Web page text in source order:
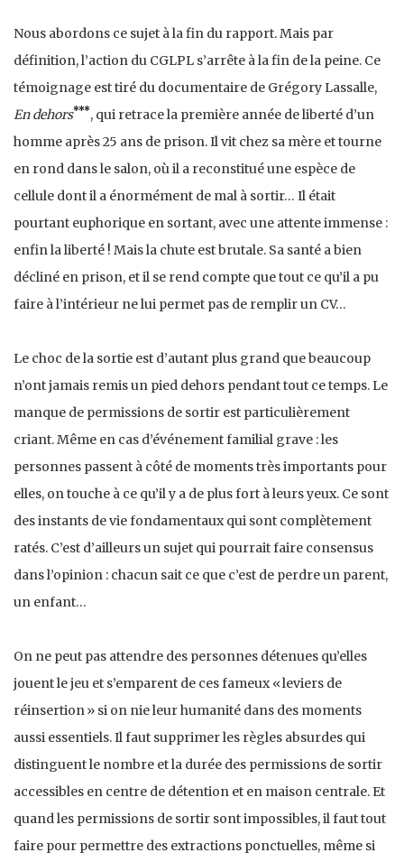
Nous abordons ce sujet à la fin du rapport. Mais par
définition, l’action du CGLPL s’arrête à la fin de la peine. Ce
témoignage est tiré du documentaire de Grégory Lassalle,
En dehors***, qui retrace la première année de liberté d’un
homme après 25 ans de prison. Il vit chez sa mère et tourne
en rond dans le salon, où il a reconstitué une espèce de
cellule dont il a énormément de mal à sortir… Il était
pourtant euphorique en sortant, avec une attente immense :
enfin la liberté ! Mais la chute est brutale. Sa santé a bien
décliné en prison, et il se rend compte que tout ce qu’il a pu
faire à l’intérieur ne lui permet pas de remplir un CV…
Le choc de la sortie est d’autant plus grand que beaucoup
n’ont jamais remis un pied dehors pendant tout ce temps. Le
manque de permissions de sortir est particulièrement
criant. Même en cas d’événement familial grave : les
personnes passent à côté de moments très importants pour
elles, on touche à ce qu’il y a de plus fort à leurs yeux. Ce sont
des instants de vie fondamentaux qui sont complètement
ratés. C’est d’ailleurs un sujet qui pourrait faire consensus
dans l’opinion : chacun sait ce que c’est de perdre un parent,
un enfant…
On ne peut pas attendre des personnes détenues qu’elles
jouent le jeu et s’emparent de ces fameux « leviers de
réinsertion » si on nie leur humanité dans des moments
aussi essentiels. Il faut supprimer les règles absurdes qui
distinguent le nombre et la durée des permissions de sortir
accessibles en centre de détention et en maison centrale. Et
quand les permissions de sortir sont impossibles, il faut tout
faire pour permettre des extractions ponctuelles, même si